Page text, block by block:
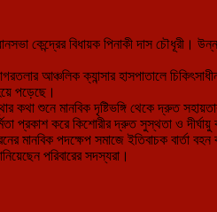
কেন্দ্রের বিধায়ক পিনাকী দাস চৌধূরী।
আঞ্চলিক ক্যান্সার হাসপাতালে
পড়েছে।
কথা শুনে মানবিক দৃষ্টিভঙ্গি থেকে দ্রুত
প্রকাশ করে কিশোরীর দ্রুত সুস্থতা ও দীর্ঘায়ু
মানবিক পদক্ষেপ সমাজে ইতিবাচক বার্তা
পরিবারের সদস্যরা।